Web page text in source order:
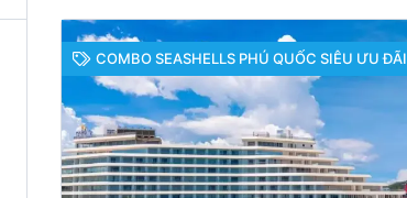
COMBO SEASHELLS PHÚ QUỐC SIÊU ƯU ĐÃI